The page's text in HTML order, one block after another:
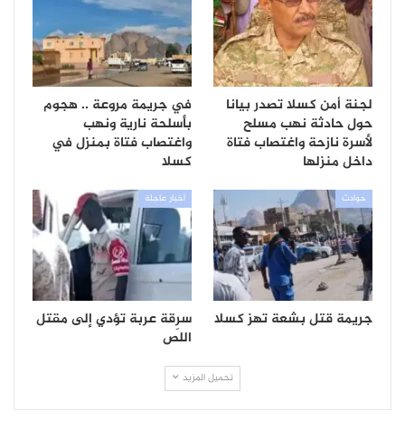
لجنة أمن كسلا تصدر بيانا
حول حادثة نهب مسلح
لأسرة نازحة واغتصاب فتاة
داخل منزلها
في جريمة مروعة .. هجوم
بأسلحة نارية ونهب
واغتصاب فتاة بمنزل في
كسلا
حوادث
جريمة قتل بشعة تهز كسلا
أخبار عاجلة
سرِقة عربة تؤدي إلى مقتل
اللص
تحميل المزيد